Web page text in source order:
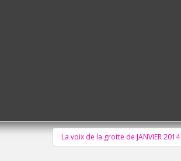
La voix de la grotte de JANVIER 2014